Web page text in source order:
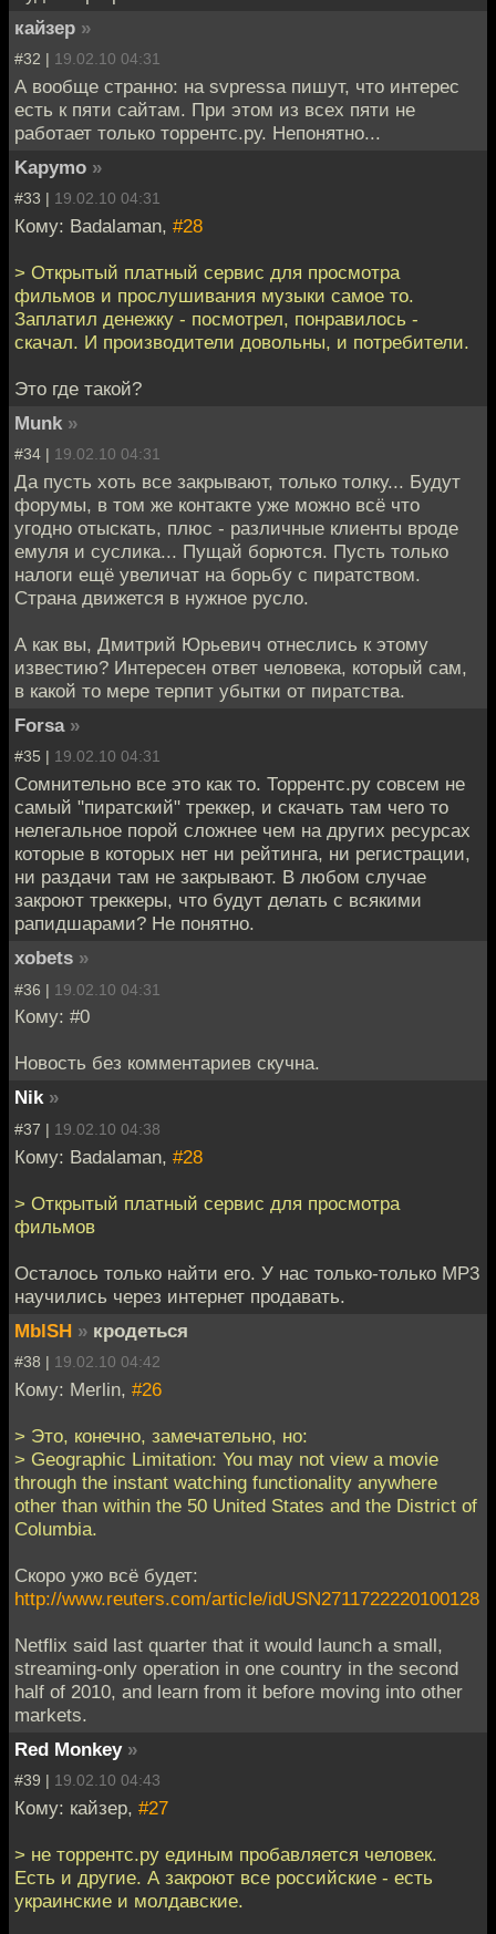
кайзер »
#32 | 19.02.10 04:31
А вообще странно: на svpressa пишут, что интерес
есть к пяти сайтам. При этом из всех пяти не
работает только торрентс.ру. Непонятно...
Kapymo »
#33 | 19.02.10 04:31
Кому: Badalaman, #28
> Открытый платный сервис для просмотра
фильмов и прослушивания музыки самое то.
Заплатил денежку - посмотрел, понравилось -
скачал. И производители довольны, и потребители.
Это где такой?
Munk »
#34 | 19.02.10 04:31
Да пусть хоть все закрывают, только толку... Будут
форумы, в том же контакте уже можно всё что
угодно отыскать, плюс - различные клиенты вроде
емуля и суслика... Пущай борются. Пусть только
налоги ещё увеличат на борьбу с пиратством.
Страна движется в нужное русло.
А как вы, Дмитрий Юрьевич отнеслись к этому
известию? Интересен ответ человека, который сам,
в какой то мере терпит убытки от пиратства.
Forsa »
#35 | 19.02.10 04:31
Сомнительно все это как то. Торрентс.ру совсем не
самый "пиратский" треккер, и скачать там чего то
нелегальное порой сложнее чем на других ресурсах
которые в которых нет ни рейтинга, ни регистрации,
ни раздачи там не закрывают. В любом случае
закроют треккеры, что будут делать с всякими
рапидшарами? Не понятно.
xobets »
#36 | 19.02.10 04:31
Кому: #0
Новость без комментариев скучна.
Nik »
#37 | 19.02.10 04:38
Кому: Badalaman, #28
> Открытый платный сервис для просмотра
фильмов
Осталось только найти его. У нас только-только MP3
научились через интернет продавать.
MblSH » кродеться
#38 | 19.02.10 04:42
Кому: Merlin, #26
> Это, конечно, замечательно, но:
> Geographic Limitation: You may not view a movie
through the instant watching functionality anywhere
other than within the 50 United States and the District of
Columbia.
Скоро ужо всё будет:
http://www.reuters.com/article/idUSN2711722220100128
Netflix said last quarter that it would launch a small,
streaming-only operation in one country in the second
half of 2010, and learn from it before moving into other
markets.
Red Monkey »
#39 | 19.02.10 04:43
Кому: кайзер, #27
> не торрентс.ру единым пробавляется человек.
Есть и другие. А закроют все российские - есть
украинские и молдавские.